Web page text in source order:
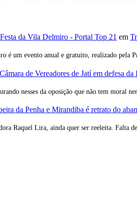
da Vila Delmiro - Portal Top 21 em
é um evento anual e gratuito, realizado pela
de Vereadores de Jatí em defesa
nesses da oposição que não tem moral
da Penha e Mirandiba é retrato do
Raquel Lira, ainda quer ser reeleita. Falta